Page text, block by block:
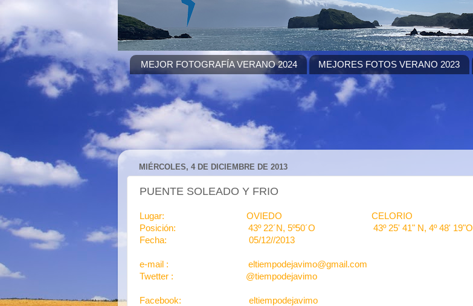
MEJOR FOTOGRAFÍA VERANO 2024 MEJORES FOTOS VERANO 2023
MIÉRCOLES, 4 DE DICIEMBRE DE 2013
PUENTE SOLEADO Y FRIO
Lugar: OVIEDO CELORIO
Posición: 43º 22´N, 5º50´O 43º 25' 41" N, 4º 48' 19"O
Fecha: 05/12//2013
e-mail : eltiempodejavimo@gmail.com
Twetter : @tiempodejavimo
Facebook: eltiempodejavimo